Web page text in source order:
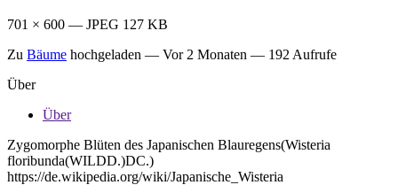
701 × 600 — JPEG 127 KB
Zu Bäume hochgeladen — Vor 2 Monaten — 192 Aufrufe
Über
Über
Zygomorphe Blüten des Japanischen Blauregens(Wisteria
floribunda(WILDD.)DC.)
https://de.wikipedia.org/wiki/Japanische_Wisteria